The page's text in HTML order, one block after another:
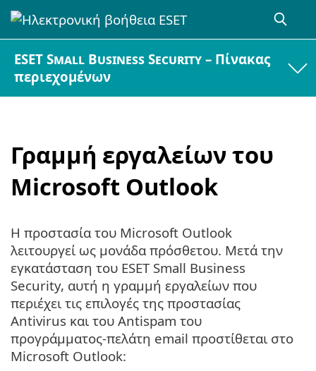
ESET Small Business Security – Πίνακας
περιεχομένων
Γραμμή εργαλείων του
Microsoft Outlook
Η προστασία του Microsoft Outlook
λειτουργεί ως μονάδα πρόσθετου. Μετά την
εγκατάσταση του ESET Small Business
Security, αυτή η γραμμή εργαλείων που
περιέχει τις επιλογές της προστασίας
Antivirus και του Antispam του
προγράμματος-πελάτη email προστίθεται στο
Microsoft Outlook: